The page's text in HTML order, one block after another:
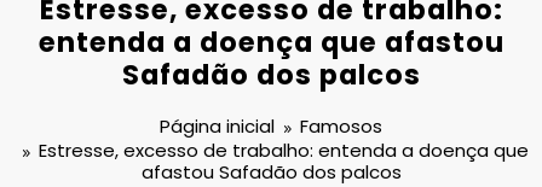
Estresse, excesso de trabalho:
entenda a doença que afastou
Safadão dos palcos
Página inicial
Famosos
Estresse, excesso de trabalho: entenda a doença que
afastou Safadão dos palcos